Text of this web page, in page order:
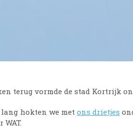
terug vormde de stad Kortrijk
hokten we met ons drietjes